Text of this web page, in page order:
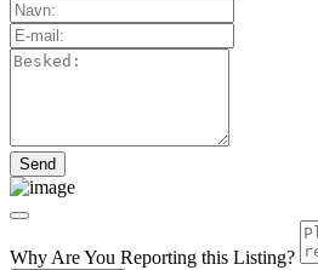
Why Are You Reporting this Listing?